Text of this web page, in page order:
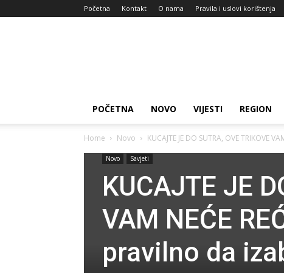
Početna Kontakt O nama Pravila i uslovi korištenja
POČETNA NOVO VIJESTI REGION
Home Novo KUCAJTE JE DO SUTRA, OVE TRIKOVE
Novo Savjeti
KUCAJTE JE
VAM NEĆE
pravilno da